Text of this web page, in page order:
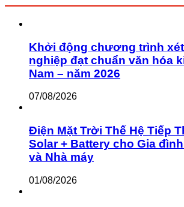
Khởi động chương trình
nghiệp đạt chuẩn văn hóa
Nam – năm 2026
07/08/2026
Điện Mặt Trời Thế Hệ Tiếp
Solar + Battery cho Gia
và Nhà máy
01/08/2026